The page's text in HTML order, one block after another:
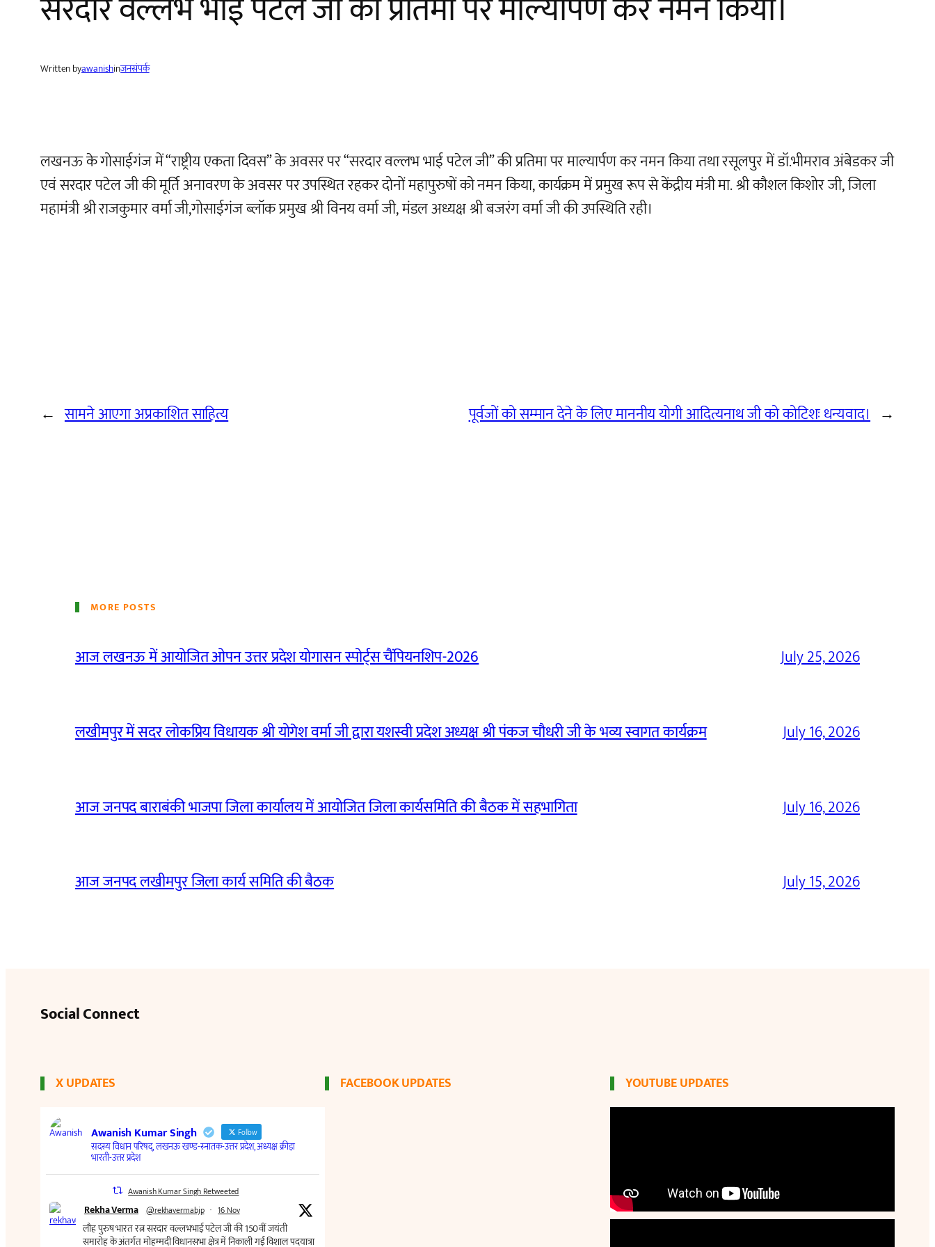
Written byawanishinजनसंपर्क
लखनऊ के गोसाईगंज में “राष्ट्रीय एकता दिवस” के अवसर पर “सरदार वल्लभ भाई पटेल जी” की प्रतिमा पर माल्यार्पण कर नमन किया तथा रसूलपुर में डॉ.भीमराव अंबेडकर जी
एवं सरदार पटेल जी की मूर्ति अनावरण के अवसर पर उपस्थित रहकर दोनों महापुरुषों को नमन किया, कार्यक्रम में प्रमुख रूप से केंद्रीय मंत्री मा. श्री कौशल किशोर जी, जिला
महामंत्री श्री राजकुमार वर्मा जी,गोसाईगंज ब्लॉक प्रमुख श्री विनय वर्मा जी, मंडल अध्यक्ष श्री बजरंग वर्मा जी की उपस्थिति रही।
← सामने आएगा अप्रकाशित साहित्य पूर्वजों को सम्मान देने के लिए माननीय योगी आदित्यनाथ जी को कोटिशः धन्यवाद। →
MORE POSTS
आज लखनऊ में आयोजित ओपन उत्तर प्रदेश योगासन स्पोर्ट्स चैंपियनशिप-2026 July 25, 2026
लखीमपुर में सदर लोकप्रिय विधायक श्री योगेश वर्मा जी द्वारा यशस्वी प्रदेश अध्यक्ष श्री पंकज चौधरी जी के भव्य स्वागत कार्यक्रम July 16, 2026
आज जनपद बाराबंकी भाजपा जिला कार्यालय में आयोजित जिला कार्यसमिति की बैठक में सहभागिता July 16, 2026
आज जनपद लखीमपुर जिला कार्य समिति की बैठक July 15, 2026
Social Connect
X UPDATES FACEBOOK UPDATES YOUTUBE UPDATES